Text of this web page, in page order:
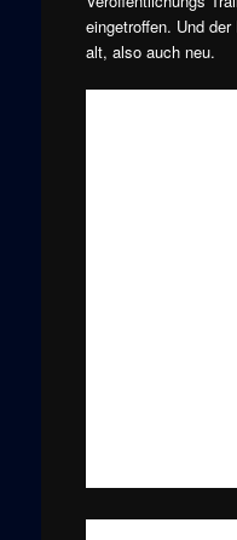
eingetroffen. Und
alt, also auch neu.